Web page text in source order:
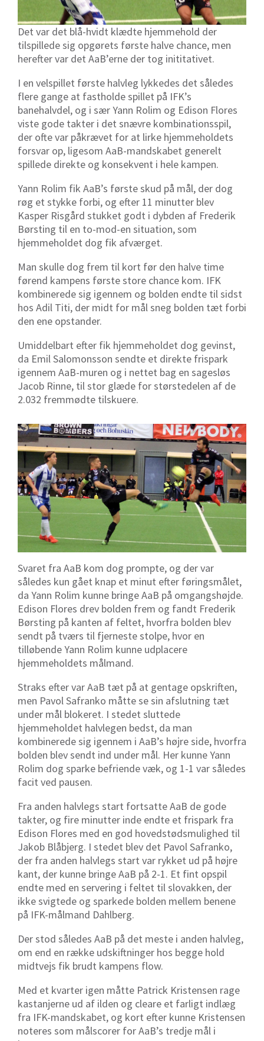
Det var det blå-hvidt klædte hjemmehold der
tilspillede sig opgørets første halve chance, men
herefter var det AaB’erne der tog inititativet.
I en velspillet første halvleg lykkedes det således
flere gange at fastholde spillet på IFK’s
banehalvdel, og i sær Yann Rolim og Edison Flores
viste gode takter i det snævre kombinationsspil,
der ofte var påkrævet for at lirke hjemmeholdets
forsvar op, ligesom AaB-mandskabet generelt
spillede direkte og konsekvent i hele kampen.
Yann Rolim fik AaB’s første skud på mål, der dog
røg et stykke forbi, og efter 11 minutter blev
Kasper Risgård stukket godt i dybden af Frederik
Børsting til en to-mod-en situation, som
hjemmeholdet dog fik afværget.
Man skulle dog frem til kort før den halve time
førend kampens første store chance kom. IFK
kombinerede sig igennem og bolden endte til sidst
hos Adil Titi, der midt for mål sneg bolden tæt forbi
den ene opstander.
Umiddelbart efter fik hjemmeholdet dog gevinst,
da Emil Salomonsson sendte et direkte frispark
igennem AaB-muren og i nettet bag en sagesløs
Jacob Rinne, til stor glæde for størstedelen af de
2.032 fremmødte tilskuere.
Svaret fra AaB kom dog prompte, og der var
således kun gået knap et minut efter føringsmålet,
da Yann Rolim kunne bringe AaB på omgangshøjde.
Edison Flores drev bolden frem og fandt Frederik
Børsting på kanten af feltet, hvorfra bolden blev
sendt på tværs til fjerneste stolpe, hvor en
tilløbende Yann Rolim kunne udplacere
hjemmeholdets målmand.
Straks efter var AaB tæt på at gentage opskriften,
men Pavol Safranko måtte se sin afslutning tæt
under mål blokeret. I stedet sluttede
hjemmeholdet halvlegen bedst, da man
kombinerede sig igennem i AaB’s højre side, hvorfra
bolden blev sendt ind under mål. Her kunne Yann
Rolim dog sparke befriende væk, og 1-1 var således
facit ved pausen.
Fra anden halvlegs start fortsatte AaB de gode
takter, og fire minutter inde endte et frispark fra
Edison Flores med en god hovedstødsmulighed til
Jakob Blåbjerg. I stedet blev det Pavol Safranko,
der fra anden halvlegs start var rykket ud på højre
kant, der kunne bringe AaB på 2-1. Et fint opspil
endte med en servering i feltet til slovakken, der
ikke svigtede og sparkede bolden mellem benene
på IFK-målmand Dahlberg.
Der stod således AaB på det meste i anden halvleg,
om end en række udskiftninger hos begge hold
midtvejs fik brudt kampens flow.
Med et kvarter igen måtte Patrick Kristensen rage
kastanjerne ud af ilden og cleare et farligt indlæg
fra IFK-mandskabet, og kort efter kunne Kristensen
noteres som målscorer for AaB’s tredje mål i